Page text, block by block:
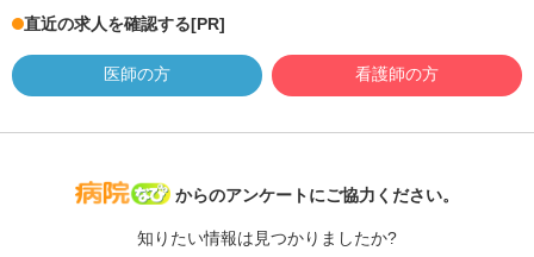
直近の求人を確認する[PR]
医師の方 看護師の方
病院なび
からのアンケートにご協力ください。
知りたい情報は見つかりましたか?